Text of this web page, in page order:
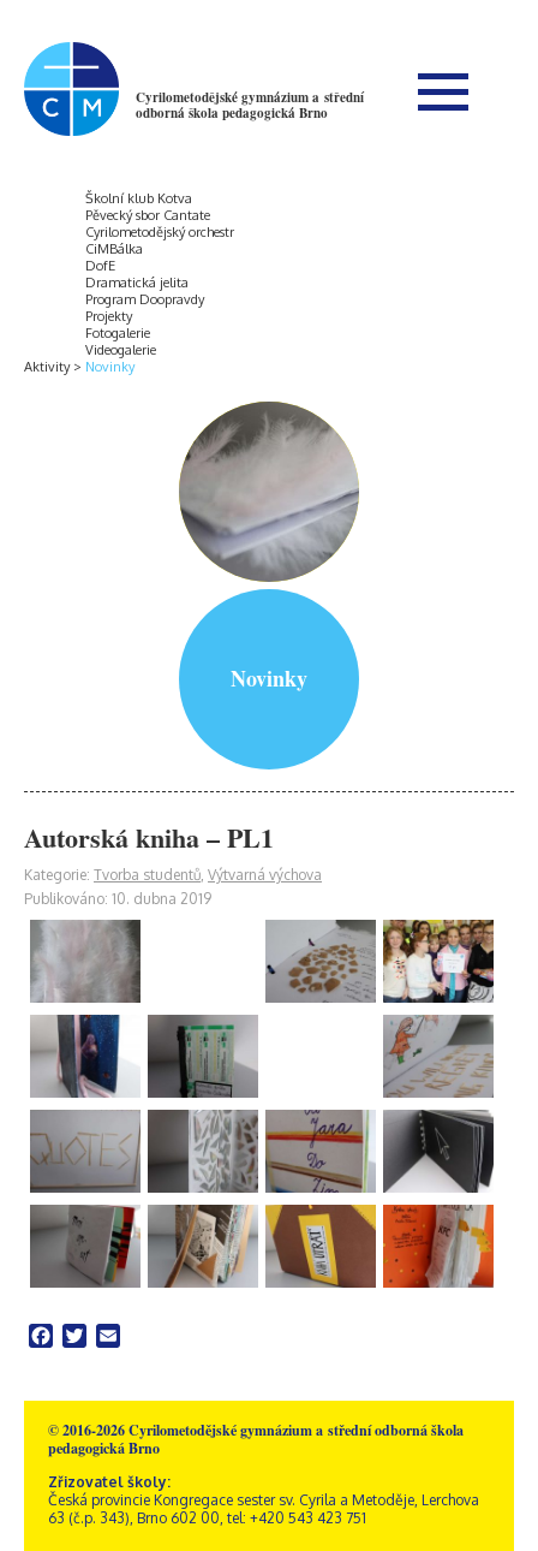
Cyrilometodějské gymnázium a střední
odborná škola pedagogická Brno
Aktivity
Školní klub Kotva
Pěvecký sbor Cantate
Cyrilometodějský orchestr
CiMBálka
DofE
Dramatická jelita
Program Doopravdy
Projekty
Fotogalerie
Videogalerie
Novinky
Novinky
Autorská kniha – PL1
Kategorie: Tvorba studentů, Výtvarná výchova
Publikováno: 10. dubna 2019
Facebook
Twitter
© 2016-2026 Cyrilometodějské gymnázium a střední odborná škola
pedagogická Brno
Zřizovatel školy:
Česká provincie Kongregace sester sv. Cyrila a Metoděje, Lerchova
63 (č.p. 343), Brno 602 00, tel: +420 543 423 751